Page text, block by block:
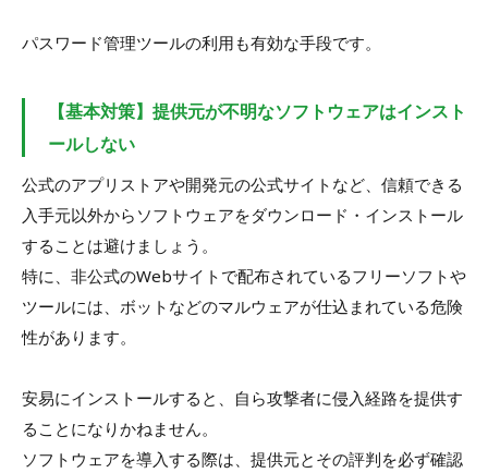
パスワード管理ツールの利用も有効な手段です。
【基本対策】提供元が不明なソフトウェアはインスト
ールしない
公式のアプリストアや開発元の公式サイトなど、信頼できる
入手元以外からソフトウェアをダウンロード・インストール
することは避けましょう。
特に、非公式のWebサイトで配布されているフリーソフトや
ツールには、ボットなどのマルウェアが仕込まれている危険
性があります。
安易にインストールすると、自ら攻撃者に侵入経路を提供す
ることになりかねません。
ソフトウェアを導入する際は、提供元とその評判を必ず確認